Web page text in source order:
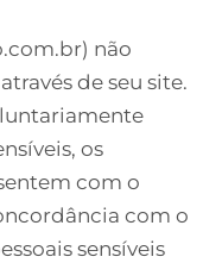
não
de seu site.
os
com o
com o
sensíveis